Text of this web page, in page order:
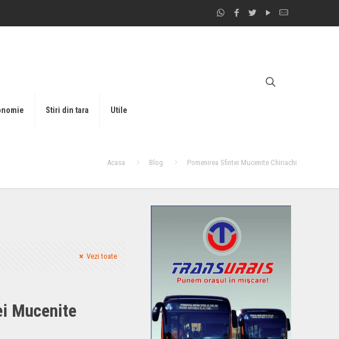
Stiri din tara Utile
Acasa Blog Pomenirea Sfintei Mucenite Chiriachi
Vezi toate
Mucenite